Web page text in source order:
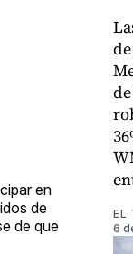
en
de
de que
EL
6